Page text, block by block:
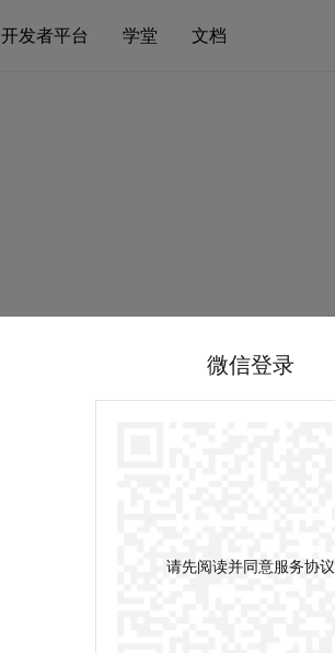
开发者平台 学堂 文档
微信登录
请先阅读并同意服务协议